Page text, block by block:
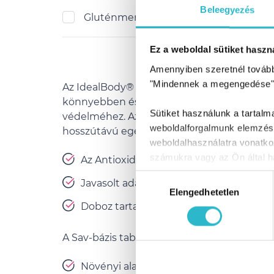
Beleegyezés
Ez a weboldal sütiket
Amennyiben szeretnél
"Mindennek a
Sütiket használunk a
weboldalforgalmunk
weboldalhasználatra
számukra vagy az Ön által
kiválasztásaElengedhetetlen
Gluténmentes
Az IdealBody® Antioxidáns kapszulát
könnyebben és lendületesebben bírd a
védelméhez. Az oxidatív stresszt előidéző
hosszútávú egészségmegőrzés
Az Antioxidáns kapszula önmagában
Javasolt adagolás: napi 2 x 1 kapszula
Doboz tartalma: 60 db kapszula, mely
A Sav-bázis tablettát első sorban akkor
Növényi alapú funkcionális élelmiszer